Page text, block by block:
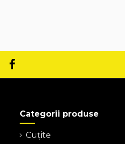
Categorii produse
Cuțite